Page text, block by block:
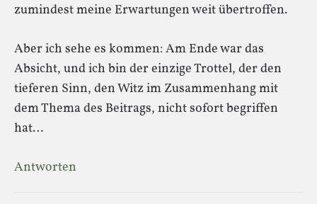
zumindest meine Erwartungen weit übertroffen.
Aber ich sehe es kommen: Am Ende war das
Absicht, und ich bin der einzige Trottel, der den
tieferen Sinn, den Witz im Zusammenhang mit
dem Thema des Beitrags, nicht sofort begriffen
hat…
Antworten